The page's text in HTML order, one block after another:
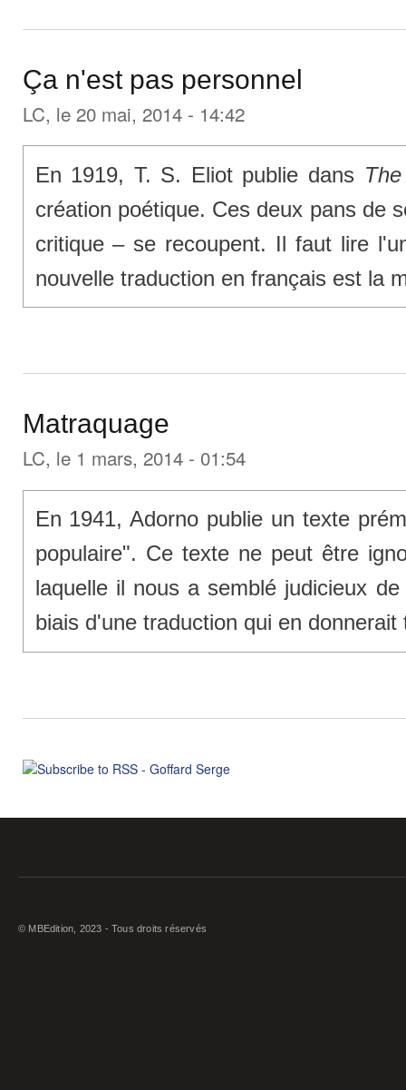
Ça n'est pas personnel
LC, le 20 mai, 2014 - 14:42
En 1919, T. S. Eliot publie dans
création poétique. Ces deux pans de
critique – se recoupent. Il faut lire
nouvelle traduction en français est la
Matraquage
LC, le 1 mars, 2014 - 01:54
En 1941, Adorno publie un texte
populaire". Ce texte ne peut être
laquelle il nous a semblé judicieux
biais d'une traduction qui en
© MBEdition, 2023 - Tous droits réservés